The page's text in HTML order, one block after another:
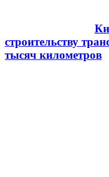
строительству
тысяч километров